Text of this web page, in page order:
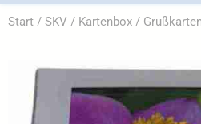
Start / SKV / Kartenbox /